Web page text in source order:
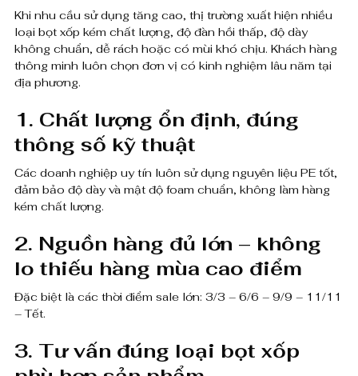
Khi nhu cầu sử dụng tăng cao, thị trường xuất hiện nhiều
loại bọt xốp kém chất lượng, độ đàn hồi thấp, độ dày
không chuẩn, dễ rách hoặc có mùi khó chịu. Khách hàng
thông minh luôn chọn đơn vị có kinh nghiệm lâu năm tại
địa phương.
1. Chất lượng ổn định, đúng
thông số kỹ thuật
Các doanh nghiệp uy tín luôn sử dụng nguyên liệu PE tốt,
đảm bảo độ dày và mật độ foam chuẩn, không làm hàng
kém chất lượng.
2. Nguồn hàng đủ lớn – không
lo thiếu hàng mùa cao điểm
Đặc biệt là các thời điểm sale lớn: 3/3 – 6/6 – 9/9 – 11/11
– Tết.
3. Tư vấn đúng loại bọt xốp